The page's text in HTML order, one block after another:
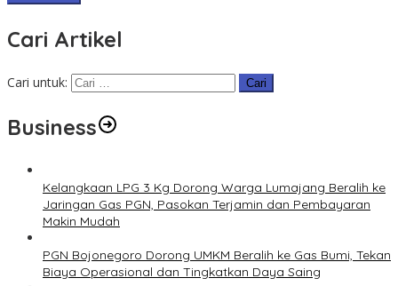
Cari Artikel
Cari untuk:
Business
Kelangkaan LPG 3 Kg Dorong Warga Lumajang Beralih ke
Jaringan Gas PGN, Pasokan Terjamin dan Pembayaran
Makin Mudah
PGN Bojonegoro Dorong UMKM Beralih ke Gas Bumi, Tekan
Biaya Operasional dan Tingkatkan Daya Saing